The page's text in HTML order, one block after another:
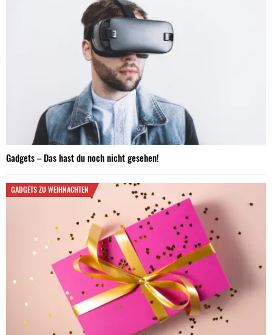
Gadgets – Das hast du noch nicht gesehen!
GADGETS ZU WEIHNACHTEN